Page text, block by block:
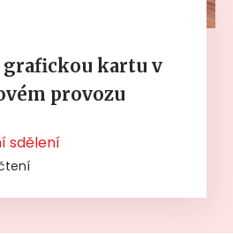
grafickou kartu v
provozu
sdělení